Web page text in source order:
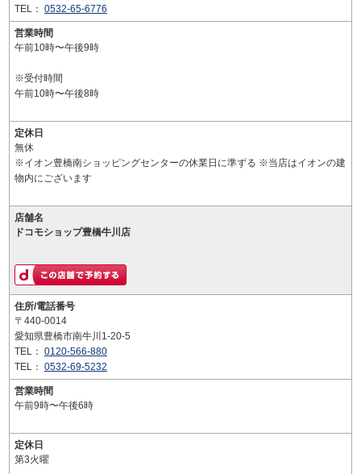
TEL： 0532-65-6776
営業時間
午前10時〜午後9時
※受付時間
午前10時〜午後8時
定休日
無休
※イオン豊橋南ショッピングセンターの休業日に準ずる ※当店はイオンの建
物内にございます
店舗名
ドコモショップ豊橋牛川店
住所/電話番号
〒440-0014
愛知県豊橋市南牛川1-20-5
TEL： 0120-566-880
TEL： 0532-69-5232
営業時間
午前9時〜午後6時
定休日
第3火曜